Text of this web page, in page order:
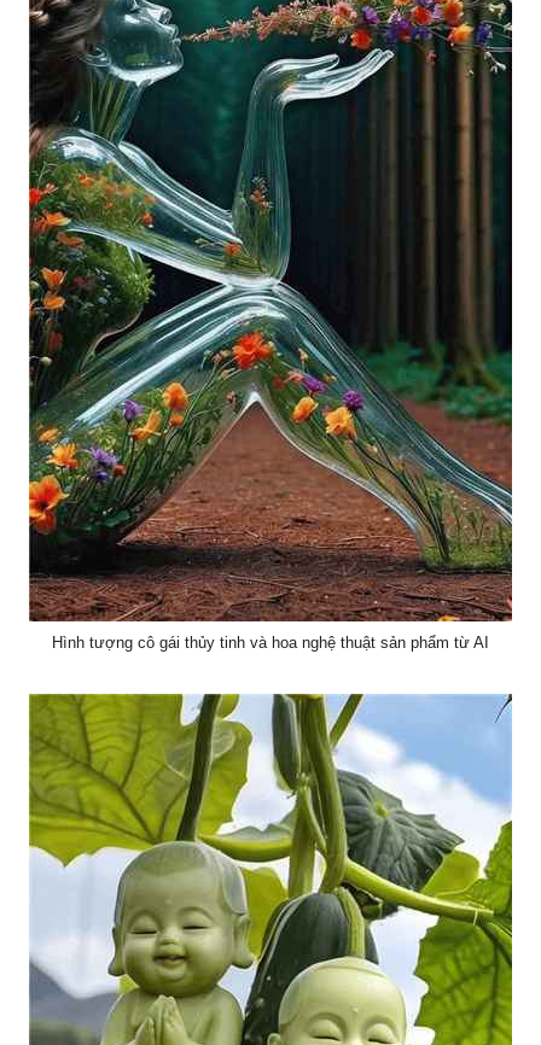
Hình tượng cô gái thủy tinh và hoa nghệ thuật sản phẩm từ AI